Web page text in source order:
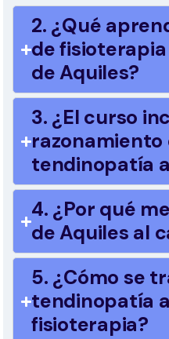
2. ¿Qué
de
de Aquiles?
3. ¿El curso
tendinopatía
4. ¿Por qué
de Aquiles al
5. ¿Cómo se
tendinopatía
fisioterapia?